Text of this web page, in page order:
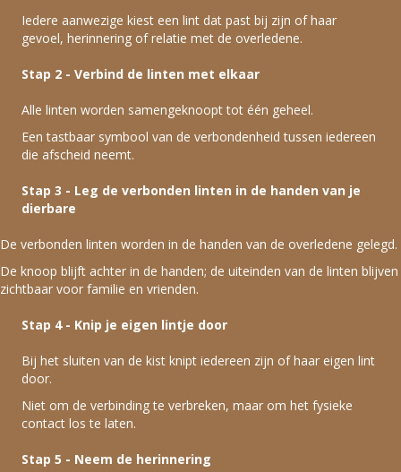
Iedere aanwezige kiest een lint dat past bij zijn of haar
gevoel, herinnering of relatie met de overledene.
Stap 2 - Verbind de linten met elkaar
Alle linten worden samengeknoopt tot één geheel.
Een tastbaar symbool van de verbondenheid tussen iedereen
die afscheid neemt.
Stap 3 - Leg de verbonden linten in de handen van je
dierbare
De verbonden linten worden in de handen van de overledene gelegd.
De knoop blijft achter in de handen; de uiteinden van de linten blijven
zichtbaar voor familie en vrienden.
Stap 4 - Knip je eigen lintje door
Bij het sluiten van de kist knipt iedereen zijn of haar eigen lint
door.
Niet om de verbinding te verbreken, maar om het fysieke
contact los te laten.
Stap 5 - Neem de herinnering